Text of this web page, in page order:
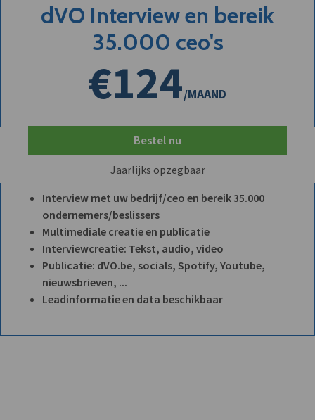
dVO Interview en bereik
35.000 ceo's
€124/MAAND
Bestel nu
Jaarlijks opzegbaar
Interview met uw bedrijf/ceo en bereik 35.000
ondernemers/beslissers
Multimediale creatie en publicatie
Interviewcreatie: Tekst, audio, video
Publicatie: dVO.be, socials, Spotify, Youtube,
nieuwsbrieven, ...
Leadinformatie en data beschikbaar